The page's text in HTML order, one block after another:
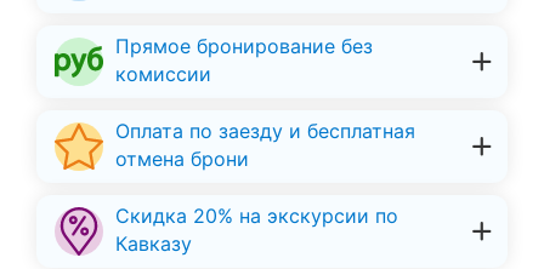
Прямое бронирование без
комиссии
Оплата по заезду и бесплатная
отмена брони
Скидка 20% на экскурсии по
Кавказу